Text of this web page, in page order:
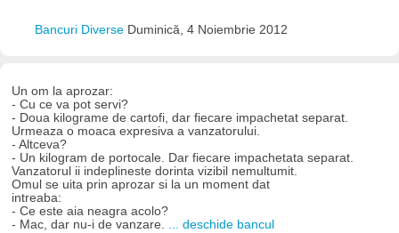
Bancuri Diverse Duminică, 4 Noiembrie 2012
Un om la aprozar:
- Cu ce va pot servi?
- Doua kilograme de cartofi, dar fiecare impachetat separat.
Urmeaza o moaca expresiva a vanzatorului.
- Altceva?
- Un kilogram de portocale. Dar fiecare impachetata separat.
Vanzatorul ii indeplineste dorinta vizibil nemultumit.
Omul se uita prin aprozar si la un moment dat
intreaba:
- Ce este aia neagra acolo?
- Mac, dar nu-i de vanzare. ... deschide bancul